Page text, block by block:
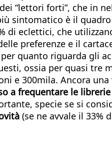
“lettori forti”, che in
sintomatico è il
di eclettici, che
preferenze e il
quanto riguarda gli
ossia per quasi tre
e 300mila. Ancora
a frequentare le
specie se si
(se ne avvale il